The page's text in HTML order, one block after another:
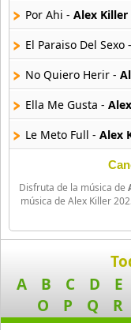
Anuel Aa
257 músicas online
Arcangel
416 músicas online
Arcangel Y De La
101 músicas online
Arthur
4 músicas online
Asesino
21 músicas online
Aspirante
93 músicas online
Por Ahi - Alex Killer
El Paraiso Del Sexo -
No Quiero Herir -
Ella Me Gusta -
Le Meto Full - Alex
Disfruta de la música de
música de Alex Killer
A
B C D E
O
P Q R